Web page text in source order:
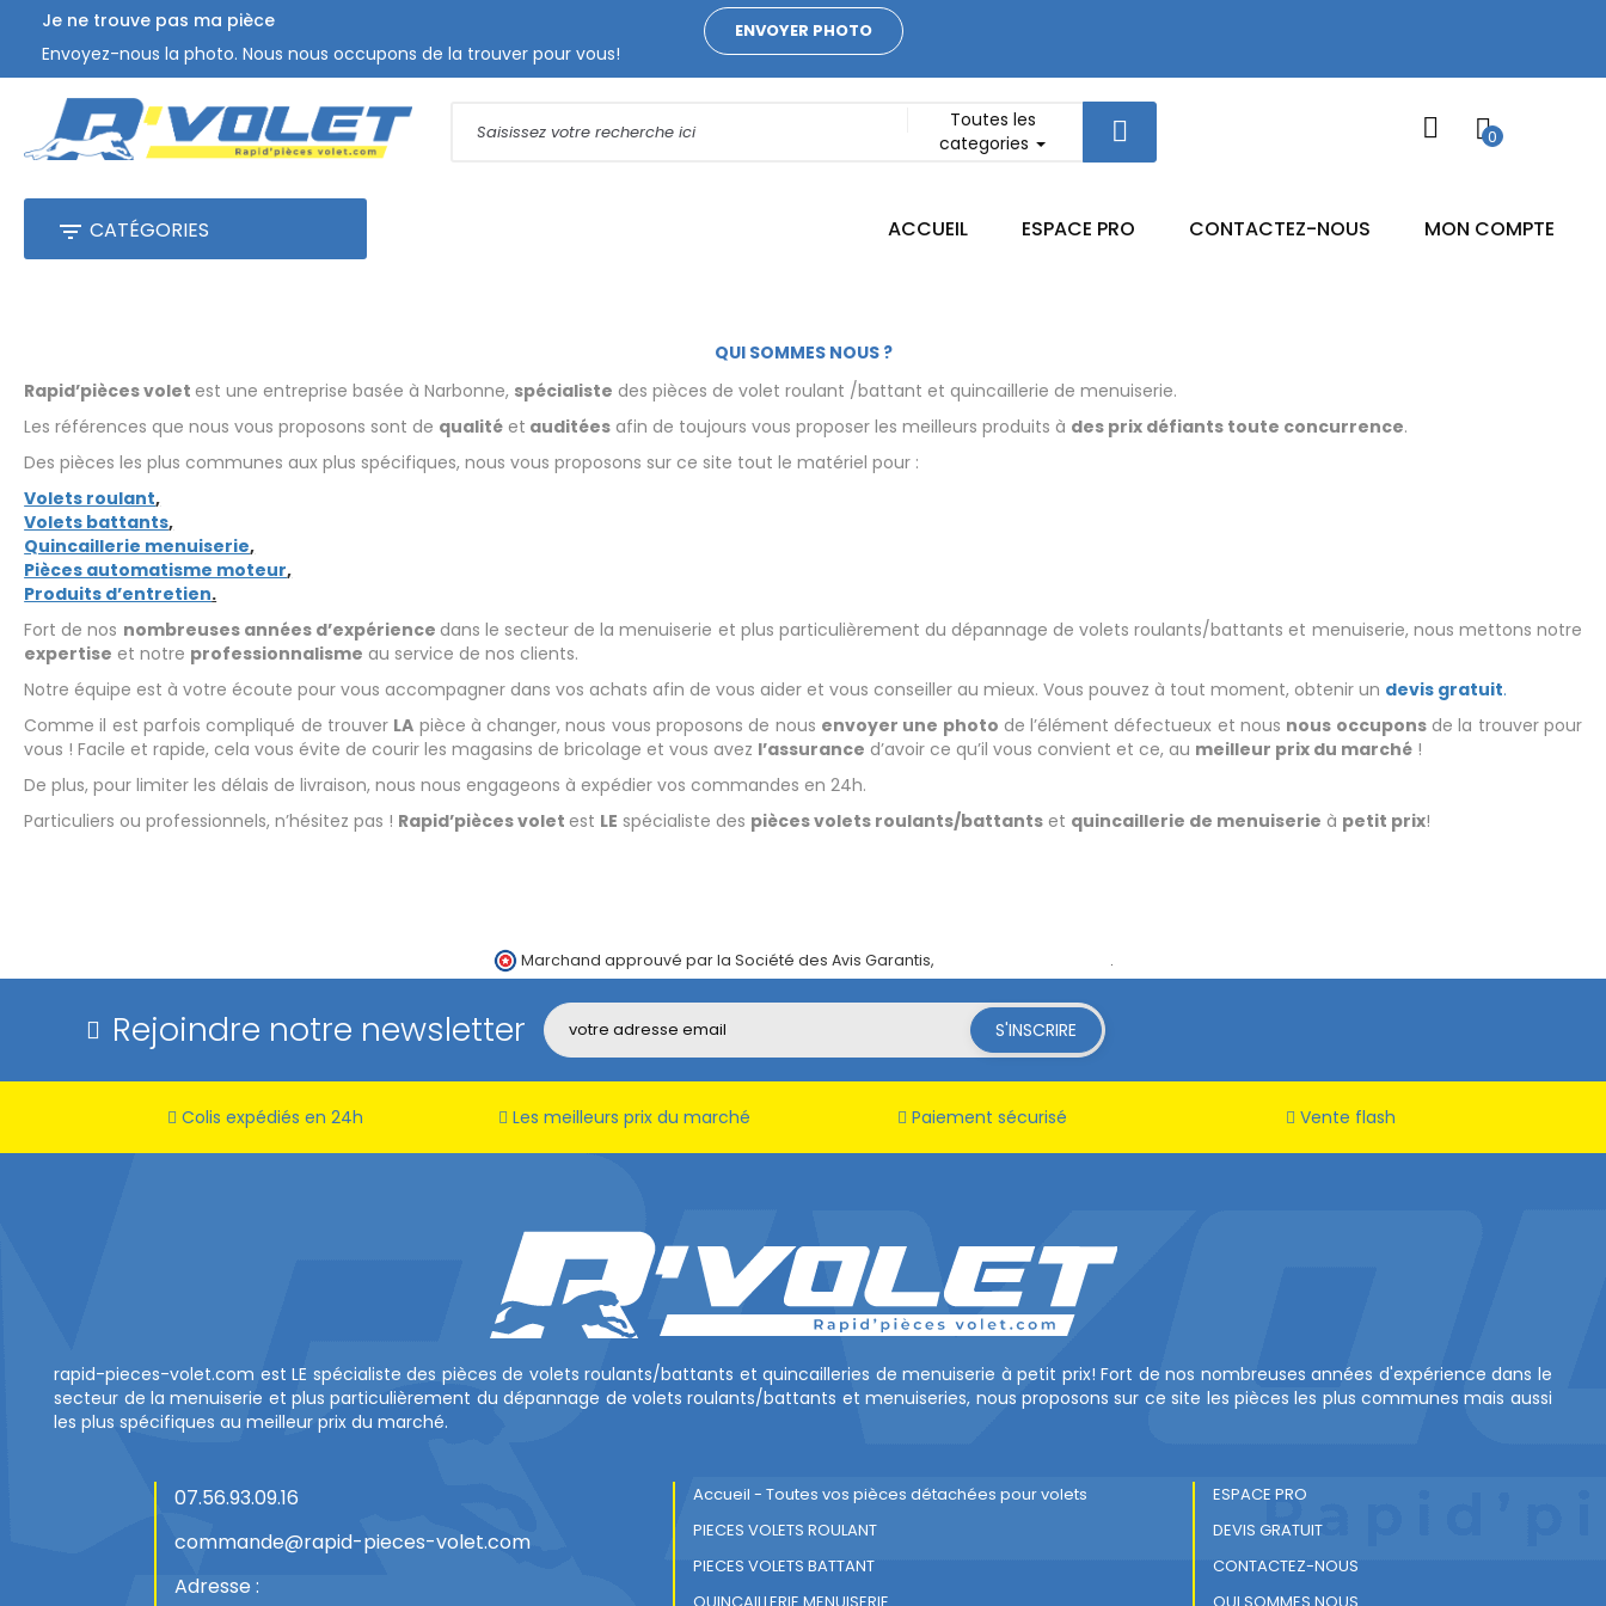
Je ne trouve pas ma pièce
Envoyez-nous la photo. Nous nous occupons de la trouver pour vous!
ENVOYER PHOTO
Toutes les
categories
0
 CATÉGORIES ACCUEIL ESPACE PRO CONTACTEZ-NOUS MON COMPTE
QUI SOMMES NOUS ?
Rapid’pièces volet est une entreprise basée à Narbonne, spécialiste des pièces de volet roulant /battant et quincaillerie de menuiserie.
Les références que nous vous proposons sont de qualité et auditées afin de toujours vous proposer les meilleurs produits à des prix défiants toute concurrence.
Des pièces les plus communes aux plus spécifiques, nous vous proposons sur ce site tout le matériel pour :
Volets roulant,
Volets battants,
Quincaillerie menuiserie,
Pièces automatisme moteur,
Produits d’entretien.
Fort de nos nombreuses années d’expérience dans le secteur de la menuiserie et plus particulièrement du dépannage de volets roulants/battants et menuiserie, nous mettons notre
expertise et notre professionnalisme au service de nos clients.
Notre équipe est à votre écoute pour vous accompagner dans vos achats afin de vous aider et vous conseiller au mieux. Vous pouvez à tout moment, obtenir un devis gratuit.
Comme il est parfois compliqué de trouver LA pièce à changer, nous vous proposons de nous envoyer une photo de l’élément défectueux et nous nous occuponsde la trouver pour
vous ! Facile et rapide, cela vous évite de courir les magasins de bricolage et vous avez l’assurance d’avoir ce qu’il vous convient et ce, au meilleur prix du marché !
De plus, pour limiter les délais de livraison, nous nous engageons à expédier vos commandes en 24h.
Particuliers ou professionnels, n’hésitez pas ! Rapid’pièces volet est LE spécialiste des pièces volets roulants/battants et quincaillerie de menuiserie à petit prix!
Marchand approuvé par la Société des Avis Garantis, .
Rejoindre notre newsletter
Colis expédiés en 24h Les meilleurs prix du marché Paiement sécurisé Vente flash
rapid-pieces-volet.com est LE spécialiste des pièces de volets roulants/battants et quincailleries de menuiserie à petit prix! Fort de nos nombreuses années d'expérience dans le
secteur de la menuiserie et plus particulièrement du dépannage de volets roulants/battants et menuiseries, nous proposons sur ce site les pièces les plus communes mais aussi
les plus spécifiques au meilleur prix du marché.
07.56.93.09.16
commande@rapid-pieces-volet.com
Adresse :
Accueil - Toutes vos pièces détachées pour volets
PIECES VOLETS ROULANT
PIECES VOLETS BATTANT
QUINCAILLERIE MENUISERIE
ESPACE PRO
DEVIS GRATUIT
CONTACTEZ-NOUS
QUI SOMMES NOUS